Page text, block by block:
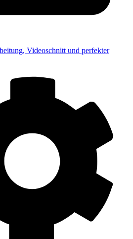
Videoschnitt und perfekter